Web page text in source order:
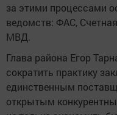
за этими процессами
ведомств: ФАС,
МВД.
Глава района Егор
сократить практику
единственным
открытым